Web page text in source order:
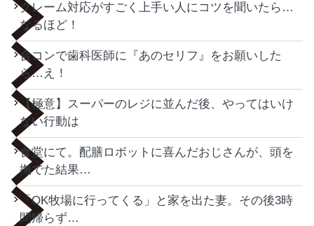
クレーム対応がすごく上手い人にコツを聞いたら…
なるほど！
合コンで歯科医師に『あのセリフ』をお願いした
ら…え！
【極意】スーパーのレジに並んだ後、やってはいけ
ない行動は
食堂にて。配膳ロボットに喜んだおじさんが、頭を
撫でた結果…
「OK牧場に行ってくる」と家を出た妻。その後3時
間帰らず…